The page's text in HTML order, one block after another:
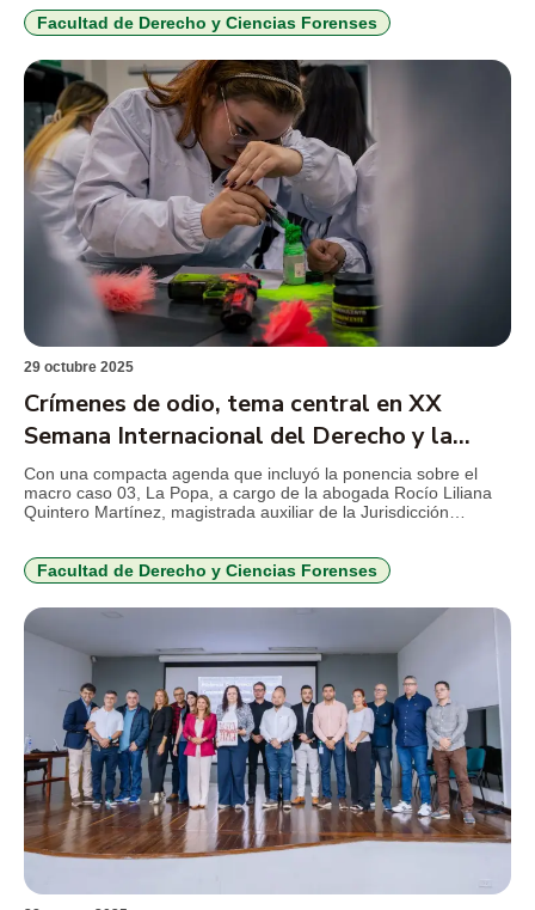
detalles acerca del macro caso 03, que compromete a […]
Facultad de Derecho y Ciencias Forenses
29 octubre 2025
Crímenes de odio, tema central en XX
Semana Internacional del Derecho y la
Criminalística
Con una compacta agenda que incluyó la ponencia sobre el
macro caso 03, La Popa, a cargo de la abogada Rocío Liliana
Quintero Martínez, magistrada auxiliar de la Jurisdicción
este año tiene como […]
Facultad de Derecho y Ciencias Forenses